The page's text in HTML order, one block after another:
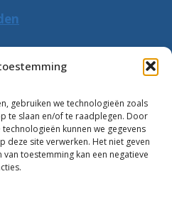
gebruiken we technologieën zoals
te slaan en/of te raadplegen. Door
kunnen we gegevens
deze site verwerken. Het niet geven
toestemming kan een negatieve
Zoeken